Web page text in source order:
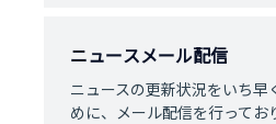
ニュースメール配信
ニュースの更新状況をいち早
めに、メール配信を行ってお